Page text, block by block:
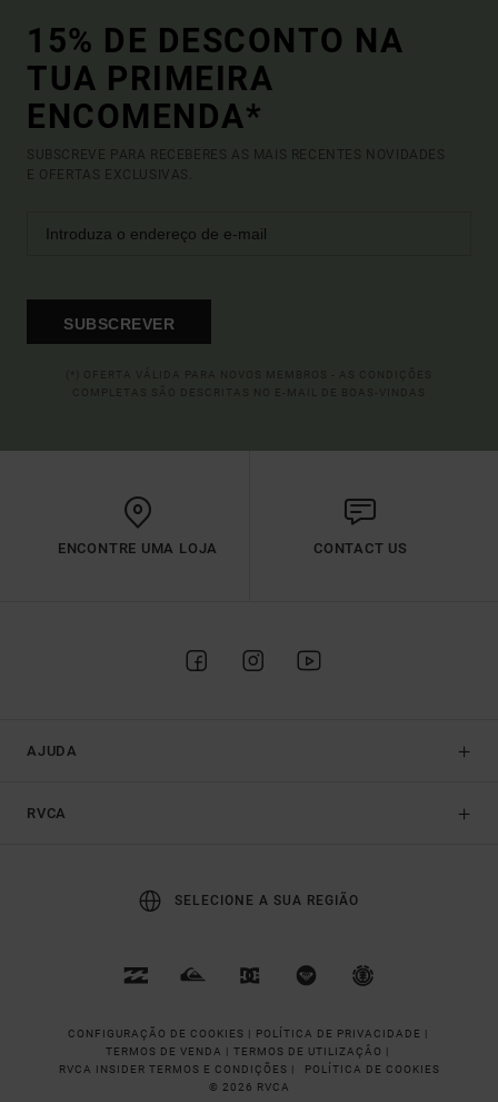
15% DE DESCONTO NA
TUA PRIMEIRA
ENCOMENDA*
SUBSCREVE PARA RECEBERES AS MAIS RECENTES NOVIDADES
E OFERTAS EXCLUSIVAS.
SUBSCREVER
ENCONTRE UMA LOJA CONTACT US
AJUDA
RVCA
SELECIONE A SUA REGIÃO
CONFIGURAÇÃO DE COOKIES | POLÍTICA DE PRIVACIDADE |
TERMOS DE VENDA | TERMOS DE UTILIZAÇÂO |
RVCA INSIDER TERMOS E CONDIÇÕES |
POLÍTICA DE COOKIES
© 2026 RVCA